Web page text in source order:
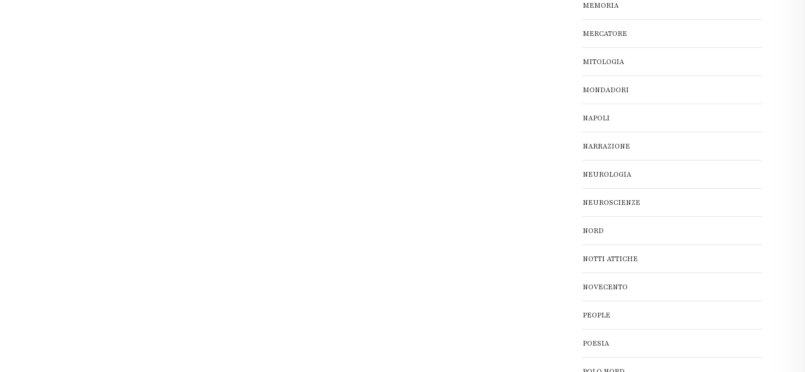
MEMORIA
MERCATORE
MITOLOGIA
MONDADORI
NAPOLI
NARRAZIONE
NEUROLOGIA
NEUROSCIENZE
NORD
NOTTI ATTICHE
NOVECENTO
PEOPLE
POESIA